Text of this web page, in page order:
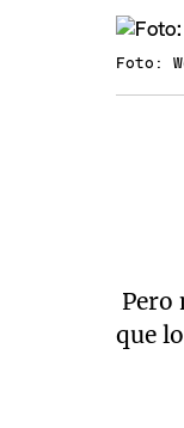
Foto:
Pero
que